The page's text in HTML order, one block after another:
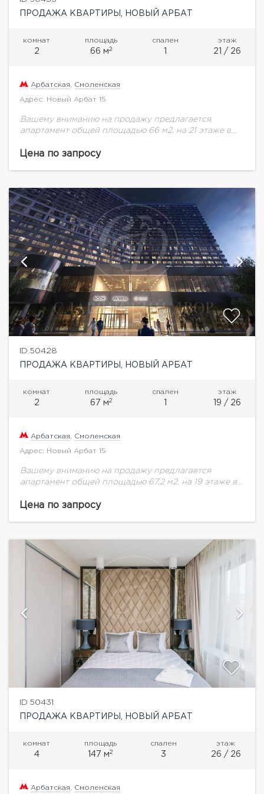
ПРОДАЖА КВАРТИРЫ, НОВЫЙ АРБАТ
комнат
2
площадь
66 м2
спален
1
этаж
21 / 26
Арбатская Смоленская
Адрес: Новый Арбат 15
Вашему вниманию на продажу предлагается
апартамент общей площадью 66 м2. на 21 этаже в
премиальной локации на Новом Арбате, в...
Цена по запросу
ID 50428
ПРОДАЖА КВАРТИРЫ, НОВЫЙ АРБАТ
комнат
2
площадь
67 м2
спален
1
этаж
19 / 26
Арбатская Смоленская
Адрес: Новый Арбат 15
Вашему вниманию на продажу предлагается
апартамент общей площадью 67,2 м2. на 19 этаже в
премиальной локации на Новом Арбате, в...
Цена по запросу
ID 50431
ПРОДАЖА КВАРТИРЫ, НОВЫЙ АРБАТ
комнат
4
площадь
147 м2
спален
3
этаж
26 / 26
Арбатская Смоленская